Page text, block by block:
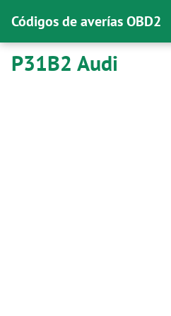
Códigos de averías OBD2
P31B2 Audi